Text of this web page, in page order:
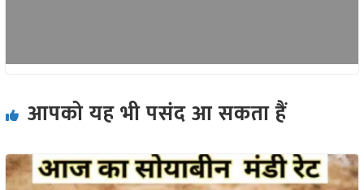
आपको यह भी पसंद आ सकता हैं